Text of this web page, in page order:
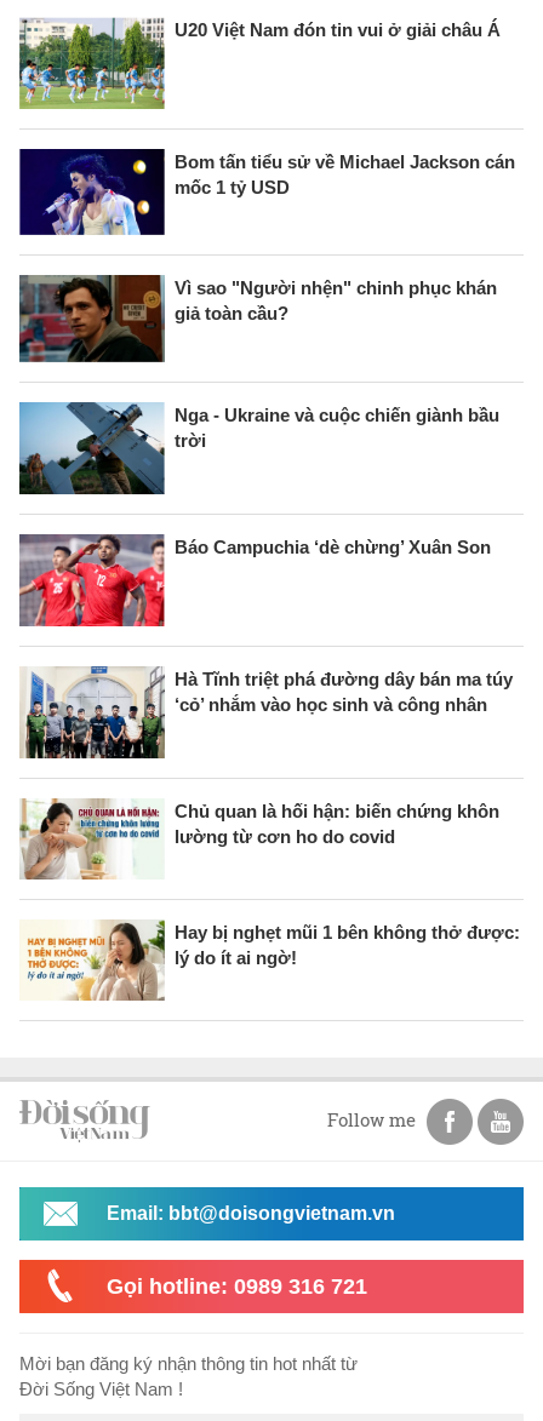
U20 Việt Nam đón tin vui ở giải châu Á
Bom tấn tiểu sử về Michael Jackson cán
mốc 1 tỷ USD
Vì sao "Người nhện" chinh phục khán
giả toàn cầu?
Nga - Ukraine và cuộc chiến giành bầu
trời
Báo Campuchia ‘dè chừng’ Xuân Son
Hà Tĩnh triệt phá đường dây bán ma túy
‘cỏ’ nhắm vào học sinh và công nhân
Chủ quan là hối hận: biến chứng khôn
lường từ cơn ho do covid
Hay bị nghẹt mũi 1 bên không thở được:
lý do ít ai ngờ!
Follow me
Email: bbt@doisongvietnam.vn
Gọi hotline: 0989 316 721
Mời bạn đăng ký nhận thông tin hot nhất từ
Đời Sống Việt Nam !